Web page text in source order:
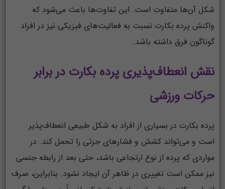
شکل آن‌ها متفاوت است. این تفاوت‌ها باعث می‌شود که
واکنش پرده بکارت نسبت به فعالیت‌های فیزیکی نیز در افراد
گوناگون فرق داشته باشد.
نقش انعطاف‌پذیری پرده بکارت در برابر
حرکات ورزشی
پرده بکارت در بسیاری از افراد به شکل طبیعی انعطاف‌پذیر
است و می‌تواند کشش و فشارهای جزئی را تحمل کند. در
مواردی که پرده از نوع ارتجاعی باشد، حتی بعد از رابطه جنسی
نیز ممکن است تغییری در ظاهر آن ایجاد نشود. بنابراین، صرف